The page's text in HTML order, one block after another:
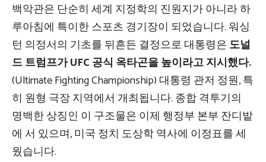
백악관은 단순히 세계 지정학의 진원지가 아니라 하
루아침에 특이한 스포츠 경기장이 되었습니다. 워싱
턴 의정서의 기초를 뒤흔든 결정으로 대통령은 도널
드 트럼프가 UFC 공식 옥타곤을 높이라고 지시했다.
(Ultimate Fighting Championship) 대통령 관저 정원, 특
히 원형 극장 지역에서 개최됩니다. 종합 격투기의
명백한 상징인 이 구조물은 이제 행정부 본부 잔디밭
에 서 있으며, 미국 정치 도상학 역사에 이정표를 세
웠습니다.